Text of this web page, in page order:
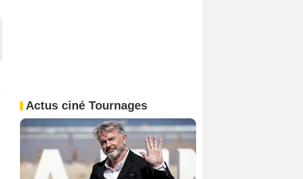
Actus ciné Tournages